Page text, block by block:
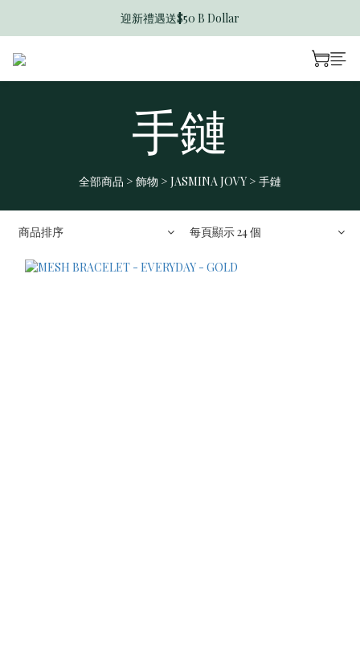
香港訂單滿$600免運費
迎新禮遇送$50 B Dollar
手鏈
全部商品 > 飾物 > JASMINA JOVY > 手鏈
商品排序 每頁顯示 24 個